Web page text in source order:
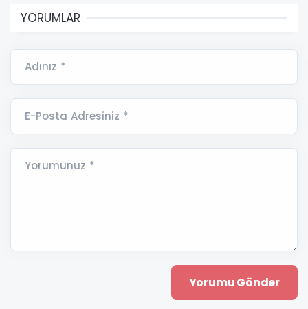
YORUMLAR
Adınız *
E-Posta Adresiniz *
Yorumunuz *